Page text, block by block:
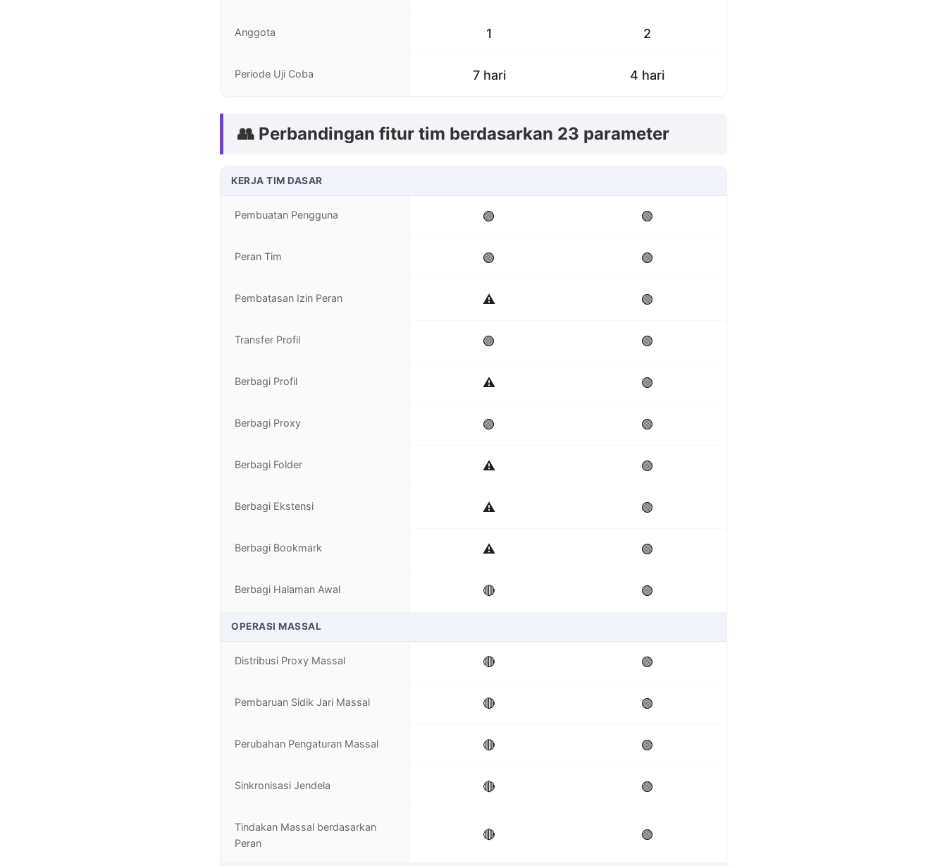
Anggota 1 2
Periode Uji Coba 7 hari 4 hari
👥 Perbandingan fitur tim berdasarkan 23 parameter
KERJA TIM DASAR
Pembuatan Pengguna 🟢 🟢
Peran Tim 🟢 🟢
Pembatasan Izin Peran ⚠️ 🟢
Transfer Profil 🟢 🟢
Berbagi Profil ⚠️ 🟢
Berbagi Proxy 🟢 🟢
Berbagi Folder ⚠️ 🟢
Berbagi Ekstensi ⚠️ 🟢
Berbagi Bookmark ⚠️ 🟢
Berbagi Halaman Awal 🔴 🟢
OPERASI MASSAL
Distribusi Proxy Massal 🔴 🟢
Pembaruan Sidik Jari Massal 🔴 🟢
Perubahan Pengaturan Massal 🔴 🟢
Sinkronisasi Jendela 🔴 🟢
Tindakan Massal berdasarkan
Peran
🔴 🟢